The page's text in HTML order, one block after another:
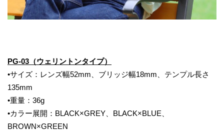
PG-03 （ウェリントンタイプ）
•サイズ：レンズ幅52mm、ブリッジ幅18mm、テンプル長さ
135mm
•重量：36g
•カラー展開：BLACK×GREY、BLACK×BLUE、
BROWN×GREEN